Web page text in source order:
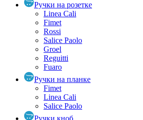
Ручки на розетке
Linea Cali
Fimet
Rossi
Salice Paolo
Groel
Reguitti
Fuaro
Ручки на планке
Fimet
Linea Cali
Salice Paolo